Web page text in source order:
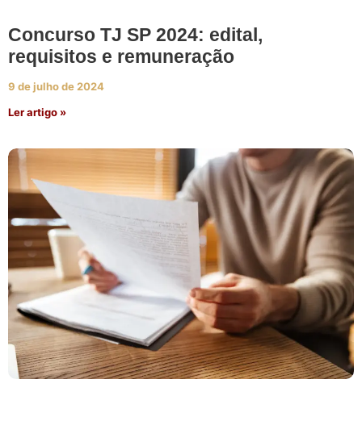
Concurso TJ SP 2024: edital,
requisitos e remuneração
9 de julho de 2024
Ler artigo »